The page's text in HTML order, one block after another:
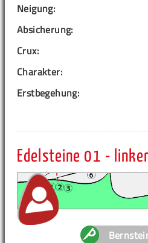
Neigung:
Absicherung:
Crux:
Charakter:
Erstbegehung:
Edelsteine 01 -